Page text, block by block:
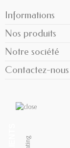
Informations
Nos produits
Notre société
Contactez-nous